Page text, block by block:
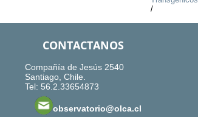
/
CONTACTANOS
Compañía de Jesús 2540
Santiago, Chile.
Tel: 56.2.33654873
observatorio@olca.cl